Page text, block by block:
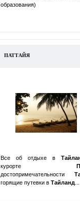
образования)
ПАТТАЙЯ
Все об отдыхе в
курорте
достопримечательности
горящие путевки в Тайланд